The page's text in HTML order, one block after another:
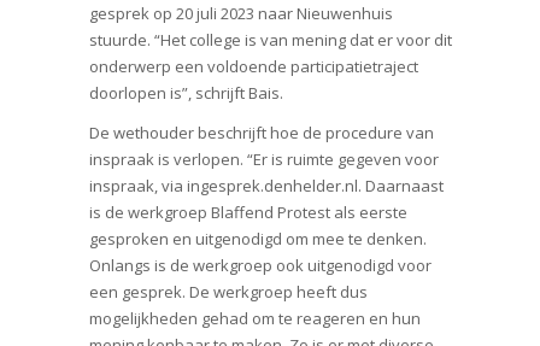
gesprek op 20 juli 2023 naar Nieuwenhuis
stuurde. “Het college is van mening dat er voor dit
onderwerp een voldoende participatietraject
doorlopen is”, schrijft Bais.
De wethouder beschrijft hoe de procedure van
inspraak is verlopen. “Er is ruimte gegeven voor
inspraak, via ingesprek.denhelder.nl. Daarnaast
is de werkgroep Blaffend Protest als eerste
gesproken en uitgenodigd om mee te denken.
Onlangs is de werkgroep ook uitgenodigd voor
een gesprek. De werkgroep heeft dus
mogelijkheden gehad om te reageren en hun